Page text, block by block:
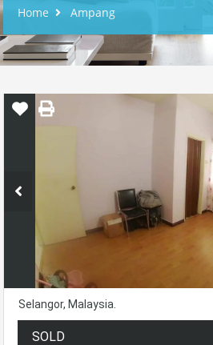
Home Ampang
Selangor, Malaysia.
SOLD